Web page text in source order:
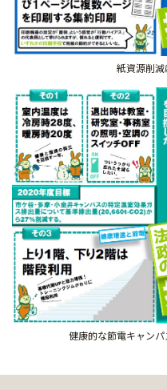
紙資源削
健康的な節電キャン